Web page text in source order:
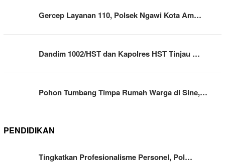
Gercep Layanan 110, Polsek Ngawi Kota Am…
Dandim 1002/HST dan Kapolres HST Tinjau …
Pohon Tumbang Timpa Rumah Warga di Sine,…
PENDIDIKAN
Tingkatkan Profesionalisme Personel, Pol…